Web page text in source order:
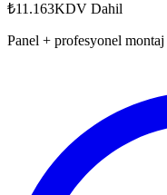
₺11.163KDV Dahil
Panel + profesyonel